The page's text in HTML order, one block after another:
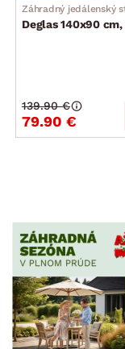
Záhradný jedálenský
Deglas 140x90
79.90 €
139.90 €